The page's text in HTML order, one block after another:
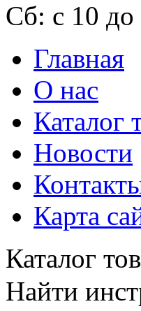
Сб: с 10
Главная
О нас
Каталог
Новости
Карта
Каталог
Найти